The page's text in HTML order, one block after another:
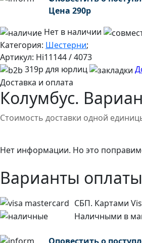
Цена 290р
Нет в наличии
Категория: Шестерни;
Артикул: Hi11144 / 4073
319р для юрлиц
Доставка и оплата
Колумбус.
Стоимость доставки одной
Нет информации. Но это
Варианты
СБП. Картами
Наличными в
Оповестить о